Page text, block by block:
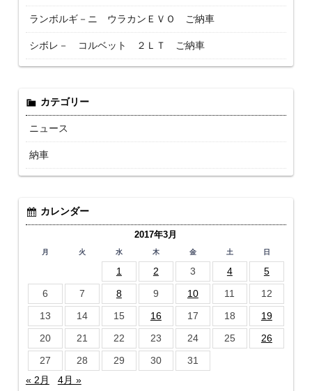
ランボルギ－ニ ウラカンＥＶＯ ご納車
シボレ－ コルベット ２ＬＴ ご納車
カテゴリー
ニュース
納車
カレンダー
2017年3月
月 火 水 木 金 土 日
1 2 3 4
5
6
7 8 9 10 11
12
13
14 15 16 17 18
19
20
21 22 23 24 25
26
27
28 29 30
31
« 2月
4月 »